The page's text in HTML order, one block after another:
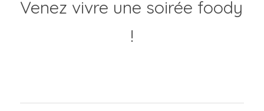
Venez vivre une soirée foody
!